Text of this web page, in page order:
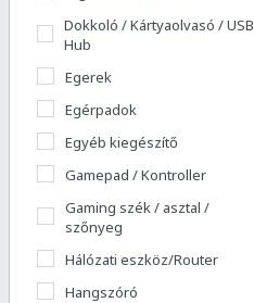
Dokkoló / Kártyaolvasó / USB
Hub
Egerek
Egérpadok
Egyéb kiegészítő
Gamepad / Kontroller
Gaming szék / asztal /
szőnyeg
Hálózati eszköz/Router
Hangszóró